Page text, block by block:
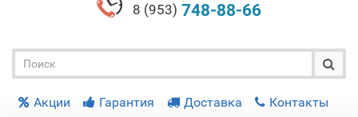
8 (953) 748-88-66
Акции Гарантия Доставка Контакты